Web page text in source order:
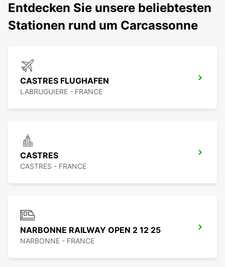
Entdecken Sie unsere beliebtesten
Stationen rund um Carcassonne
CASTRES FLUGHAFEN
LABRUGUIERE - FRANCE
CASTRES
CASTRES - FRANCE
NARBONNE RAILWAY OPEN 2 12 25
NARBONNE - FRANCE